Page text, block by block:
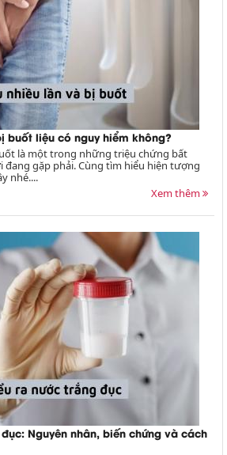
buốt liệu có nguy hiểm không?
là một trong những triệu chứng bất
gặp phải. Cùng tìm hiểu hiện tượng
nhé....
Xem thêm
Nguyên nhân, biến chứng và cách